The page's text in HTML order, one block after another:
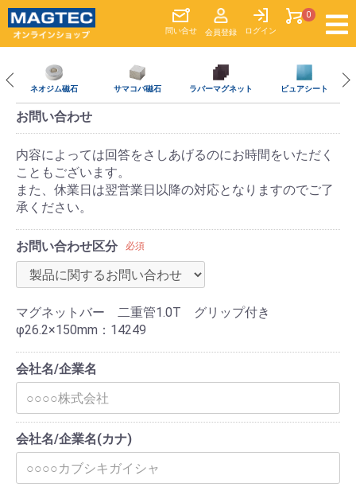
問い合せ 会員登録 ログイン
0
ネオジム磁石 サマコバ磁石 ラバーマグネット ビュアシート
お問い合わせ
内容によっては回答をさしあげるのにお時間をいただく
こともございます。
また、休業日は翌営業日以降の対応となりますのでご了
承ください。
お問い合わせ区分 必須
マグネットバー 二重管1.0T グリップ付き
φ26.2×150mm：14249
会社名/企業名
会社名/企業名(カナ)